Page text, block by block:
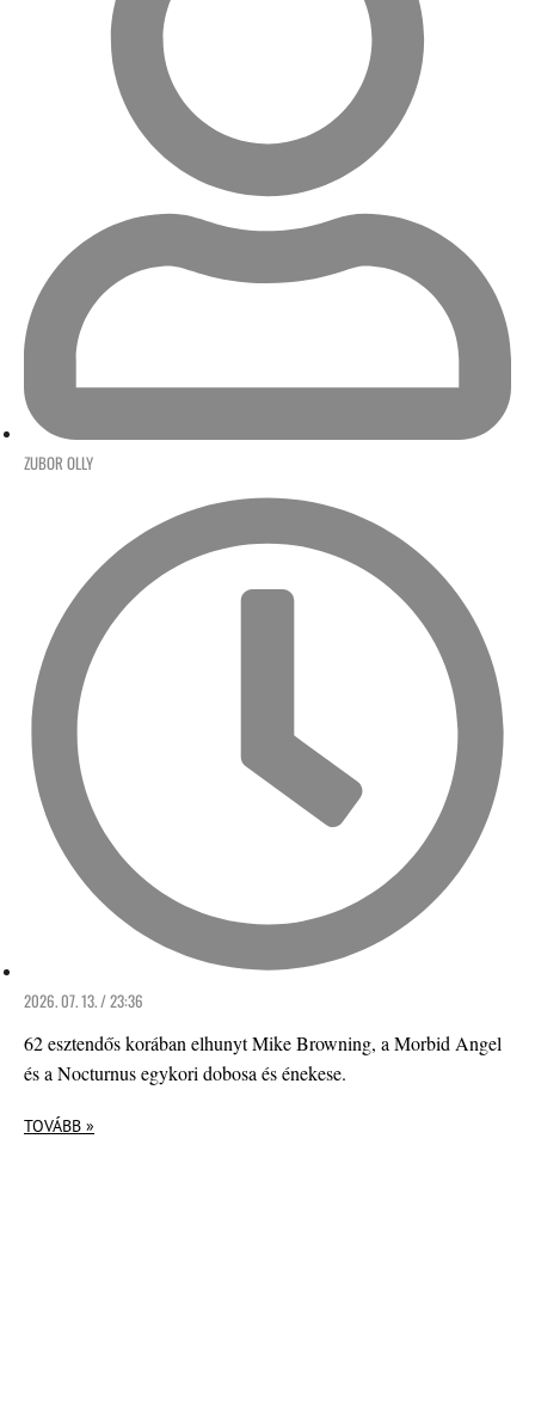
ZUBOR OLLY
2026. 07. 13. / 23:36
62 esztendős korában elhunyt Mike Browning, a Morbid Angel
és a Nocturnus egykori dobosa és énekese.
TOVÁBB »